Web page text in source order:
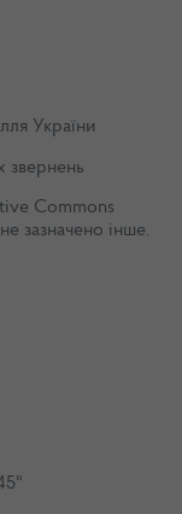
України
звернень
Commons
зазначено інше.